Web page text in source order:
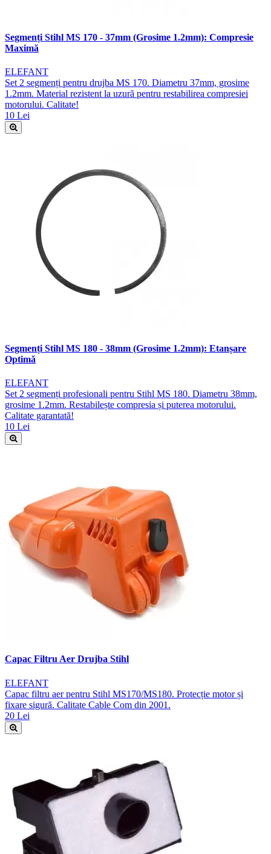
Segmenți Stihl MS 170 - 37mm (Grosime 1.2mm): Compresie
Maximă
ELEFANT
Set 2 segmenți pentru drujba MS 170. Diametru 37mm, grosime
1.2mm. Material rezistent la uzură pentru restabilirea compresiei
motorului. Calitate!
10 Lei
Segmenți Stihl MS 180 - 38mm (Grosime 1.2mm): Etanșare
Optimă
ELEFANT
Set 2 segmenți profesionali pentru Stihl MS 180. Diametru 38mm,
grosime 1.2mm. Restabilește compresia și puterea motorului.
Calitate garantată!
10 Lei
Capac Filtru Aer Drujba Stihl
ELEFANT
Capac filtru aer pentru Stihl MS170/MS180. Protecție motor și
fixare sigură. Calitate Cable Com din 2001.
20 Lei